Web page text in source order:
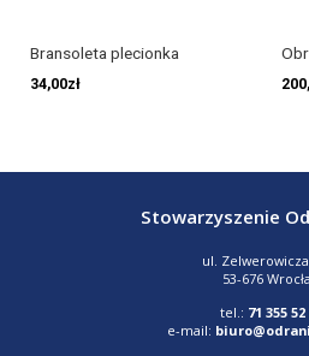
Bransoleta plecionka
34,00zł
Stowarzyszenie
ul.
53-676
tel.: 71 355 52
e-mail: